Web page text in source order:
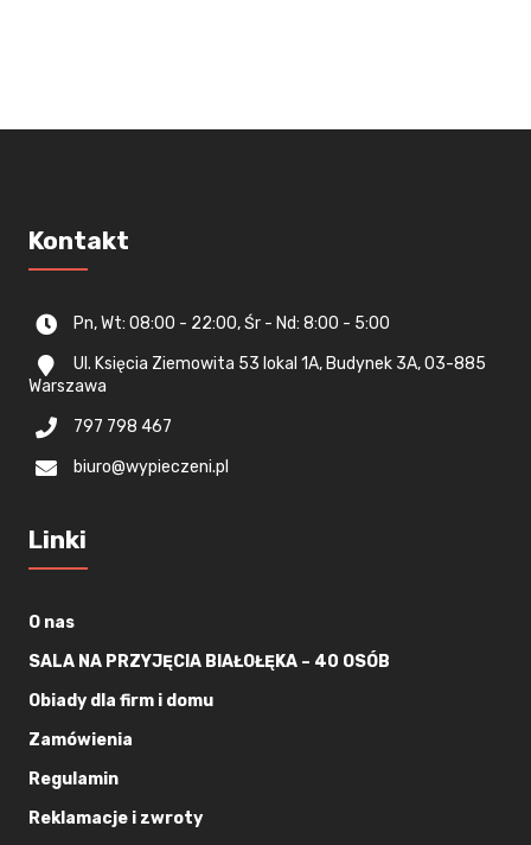
Kontakt
Pn, Wt: 08:00 - 22:00, Śr - Nd: 8:00 - 5:00
Ul. Księcia Ziemowita 53 lokal 1A, Budynek 3A, 03-885
Warszawa
797 798 467
biuro@wypieczeni.pl
Linki
O nas
SALA NA PRZYJĘCIA BIAŁOŁĘKA – 40 OSÓB
Obiady dla firm i domu
Zamówienia
Regulamin
Reklamacje i zwroty